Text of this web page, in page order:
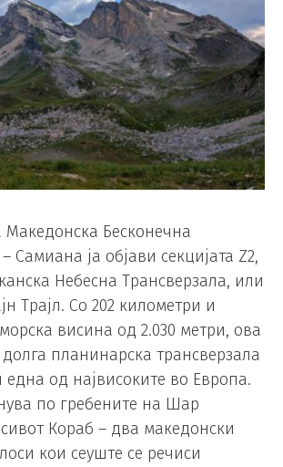
Македонска Бесконечна
Самиана ја објави секцијата Z2,
Небесна Трансверзала, или
Трајл. Со 202 километри и
висина од 2.030 метри, ова
долга планинарска трансверзала
од највисоките во Европа.
по гребените на Шар
Кораб – два македонски
кои сеуште се речиси